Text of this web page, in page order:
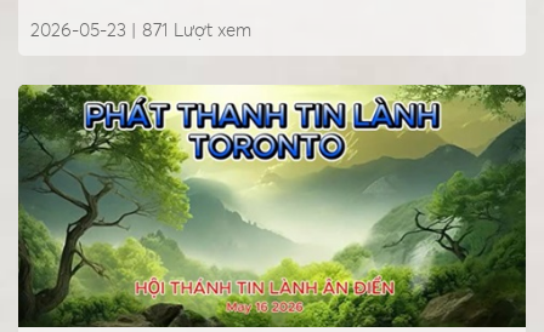
2026-05-23 | Lượt xem
871